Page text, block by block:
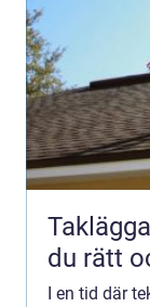
Takläggare
du rätt
I en tid där